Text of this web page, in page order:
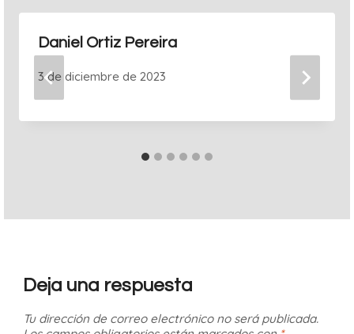
Daniel Ortiz Pereira
3 de diciembre de 2023
Deja una respuesta
Tu dirección de correo electrónico no será publicada.